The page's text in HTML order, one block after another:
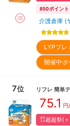
850ポイント
介護倉庫 (
LYPプ
開催中
7位 リフレ 簡単
75.1
㌽超超祭(